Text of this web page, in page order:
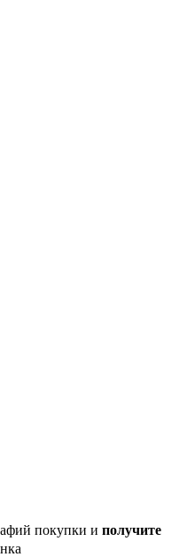
покупки и получите